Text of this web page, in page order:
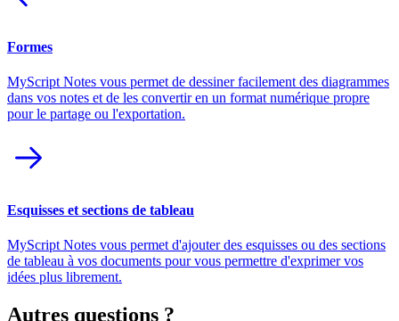
Formes
MyScript Notes vous permet de dessiner facilement des diagrammes
dans vos notes et de les convertir en un format numérique propre
pour le partage ou l'exportation.
Esquisses et sections de tableau
MyScript Notes vous permet d'ajouter des esquisses ou des sections
de tableau à vos documents pour vous permettre d'exprimer vos
idées plus librement.
Autres questions ?